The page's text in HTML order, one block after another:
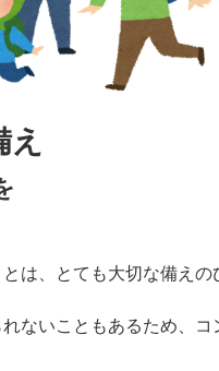
は、とても大切な備えの
ないこともあるため、コ